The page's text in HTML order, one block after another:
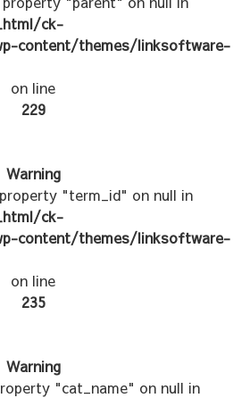
ck-
content/themes/linksoftware-
on line
229
Warning
"term_id" on null in
ck-
content/themes/linksoftware-
on line
235
Warning
"cat_name" on null in